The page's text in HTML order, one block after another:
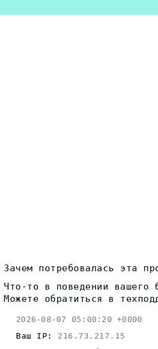
Зачем потребовалась эта
Что-то в поведении вашего
Можете обратиться в
2026-08-07 05:00:20 +0000
Ваш IP: 216.73.217.15